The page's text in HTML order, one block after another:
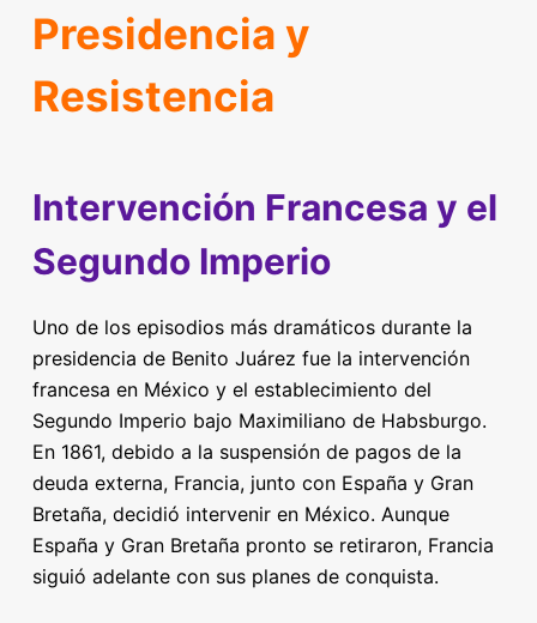
Presidencia y
Resistencia
Intervención Francesa y el
Segundo Imperio
Uno de los episodios más dramáticos durante la
presidencia de Benito Juárez fue la intervención
francesa en México y el establecimiento del
Segundo Imperio bajo Maximiliano de Habsburgo.
En 1861, debido a la suspensión de pagos de la
deuda externa, Francia, junto con España y Gran
Bretaña, decidió intervenir en México. Aunque
España y Gran Bretaña pronto se retiraron, Francia
siguió adelante con sus planes de conquista.